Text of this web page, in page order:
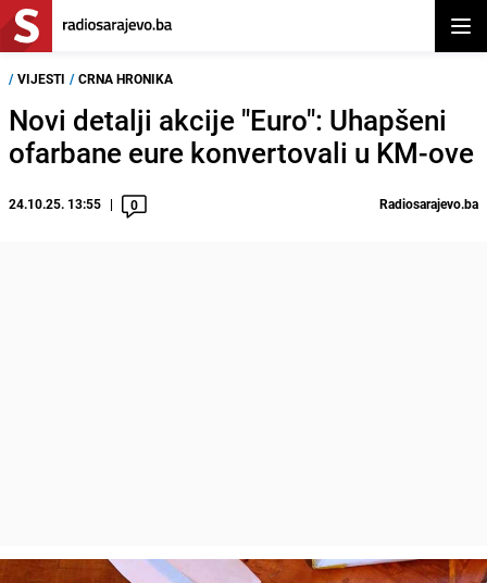
/ VIJESTI / CRNA HRONIKA
Novi detalji akcije "Euro": Uhapšeni
ofarbane eure konvertovali u KM-ove
24.10.25. 13:55 0 Radiosarajevo.ba